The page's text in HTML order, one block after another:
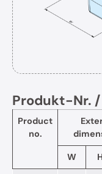
Produkt-Nr.
Product
no.
W